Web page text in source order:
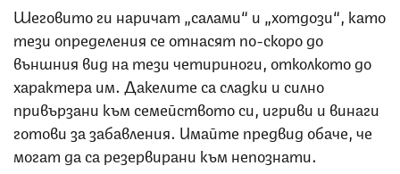
Шеговито ги наричат „салами“ и „хотдози“, като
тези определения се отнасят по-скоро до
външния вид на тези четириноги, отколкото до
характера им. Дакелите са сладки и силно
привързани към семейството си, игриви и винаги
готови за забавления. Имайте предвид обаче, че
могат да са резервирани към непознати.